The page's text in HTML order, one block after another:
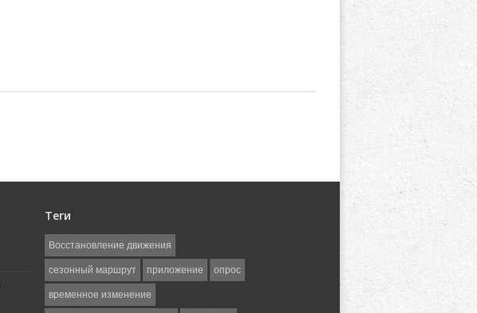
Теги
Восстановление движения
сезонный маршрут приложение опрос
временное изменение